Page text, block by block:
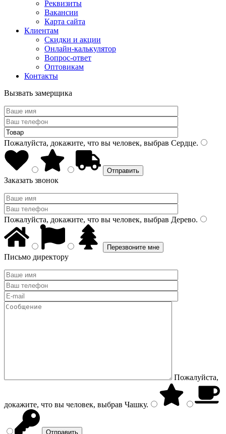
Реквизиты
Вакансии
Карта сайта
Клиентам
Скидки и акции
Онлайн-калькулятор
Вопрос-ответ
Оптовикам
Контакты
Вызвать замерщика
Пожалуйста, докажите, что вы человек, выбрав Сердце.
Заказать звонок
Пожалуйста, докажите, что вы человек, выбрав Дерево.
Письмо директору
Пожалуйста,
докажите, что вы человек, выбрав Чашку.